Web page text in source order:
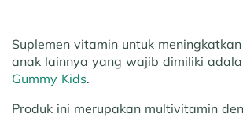
Suplemen vitamin untuk
anak lainnya yang wajib dimiliki
Gummy Kids.
Produk ini merupakan multivitamin